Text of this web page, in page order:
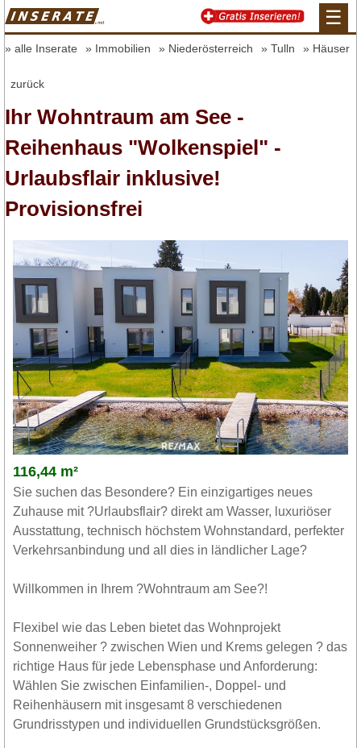
☰
alle Inserate Immobilien Niederösterreich Tulln Häuser
zurück
Ihr Wohntraum am See -
Reihenhaus "Wolkenspiel" -
Urlaubsflair inklusive!
Provisionsfrei
116,44 m²
Sie suchen das Besondere? Ein einzigartiges neues
Zuhause mit ?Urlaubsflair? direkt am Wasser, luxuriöser
Ausstattung, technisch höchstem Wohnstandard, perfekter
Verkehrsanbindung und all dies in ländlicher Lage?
Willkommen in Ihrem ?Wohntraum am See?!
Flexibel wie das Leben bietet das Wohnprojekt
Sonnenweiher ? zwischen Wien und Krems gelegen ? das
richtige Haus für jede Lebensphase und Anforderung:
Wählen Sie zwischen Einfamilien-, Doppel- und
Reihenhäusern mit insgesamt 8 verschiedenen
Grundrisstypen und individuellen Grundstücksgrößen.